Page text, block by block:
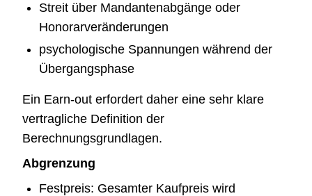
Streit über Mandantenabgänge oder
Honorarveränderungen
psychologische Spannungen während der
Übergangsphase
Ein Earn-out erfordert daher eine sehr klare
vertragliche Definition der
Berechnungsgrundlagen.
Abgrenzung
Festpreis: Gesamter Kaufpreis wird